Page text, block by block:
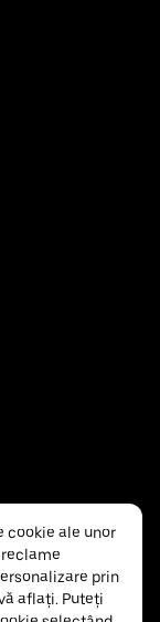
cookie ale unor
prin
aflați. Puteți